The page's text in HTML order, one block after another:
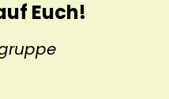
Euch!